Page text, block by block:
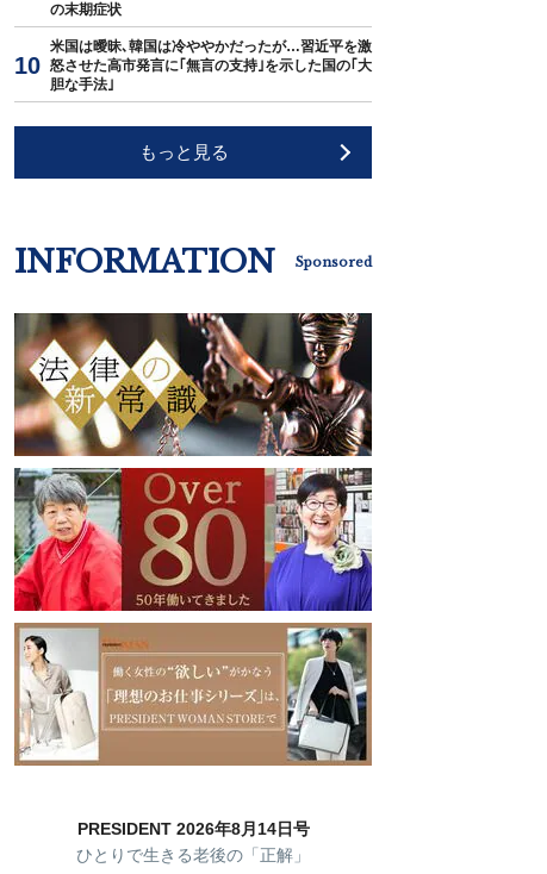
の末期症状
米国は曖昧､韓国は冷ややかだったが…習近平を激
怒させた高市発言に｢無言の支持｣を示した国の｢大
胆な手法｣
もっと見る
INFORMATION Sponsored
PRESIDENT 2026年8月14日号
ひとりで生きる老後の「正解」